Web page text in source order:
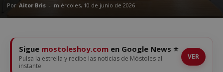
Por Aitor Bris - miércoles, 10 de junio de 2026
Sigue mostoleshoy.com en Google News ⭐
Pulsa la estrella y recibe las noticias de Móstoles al
instante
VER